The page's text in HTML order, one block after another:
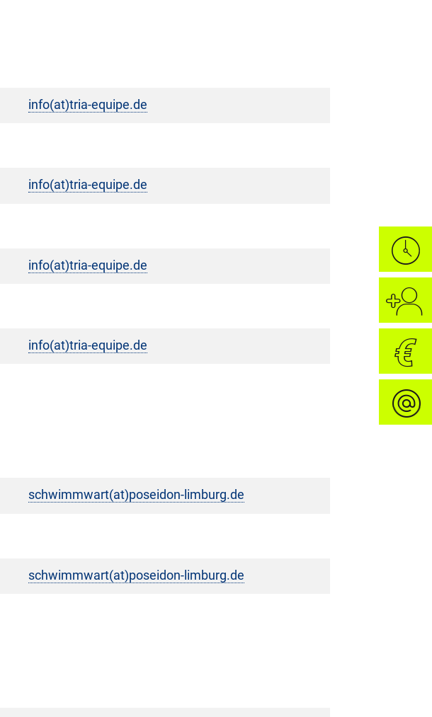
info(at)tria-equipe.de
info(at)tria-equipe.de
info(at)tria-equipe.de
info(at)tria-equipe.de
schwimmwart(at)poseidon-limburg.de
schwimmwart(at)poseidon-limburg.de